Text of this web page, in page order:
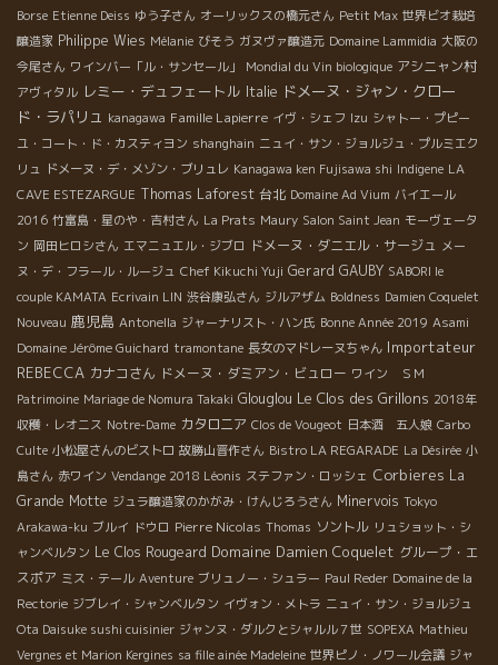
Borse Etienne Deiss ゆう子さん オーリックスの橋元さん Petit Max 世界ビオ栽培
醸造家 Philippe Wies Mélanie びそう ガヌヴァ醸造元 Domaine Lammidia 大阪の
今尾さん ワインバー「ル・サンセール」 Mondial du Vin biologique アシニャン村
アヴィタル レミー・デュフェートル Italie ドメーヌ・ジャン・クロー
ド・ラパリュ kanagawa Famille Lapierre イヴ・シェフ Izu シャトー・プピー
ユ・コート・ド・カスティヨン shanghain ニュイ・サン・ジョルジュ・プルミエク
リュ ドメーヌ・デ・メゾン・ブリュレ Kanagawa ken Fujisawa shi Indigene LA
CAVE ESTEZARGUE Thomas Laforest 台北 Domaine Ad Vium バイエール
2016 竹富島・星のや・吉村さん La Prats Maury Salon Saint Jean モーヴェータ
ン 岡田ヒロシさん エマニュエル・ジブロ ドメーヌ・ダニエル・サージュ メー
ヌ・デ・フラール・ルージュ Chef Kikuchi Yuji Gerard GAUBY SABORI le
couple KAMATA Ecrivain LIN 渋谷康弘さん ジルアザム Boldness Damien Coquelet
Nouveau 鹿児島 Antonella ジャーナリスト・ハン氏 Bonne Année 2019 Asami
Domaine Jérôme Guichard tramontane 長女のマドレーヌちゃん Importateur
REBECCA カナコさん ドメーヌ・ダミアン・ビュロー ワイン ＳＭ
Patrimoine Mariage de Nomura Takaki Glouglou Le Clos des Grillons 2018年
収穫・レオニス Notre-Dame カタロニア Clos de Vougeot 日本酒 五人娘 Carbo
Culte 小松屋さんのビストロ 故勝山晋作さん Bistro LA REGARADE La Désirée 小
島さん 赤ワイン Vendange 2018 Léonis ステファン・ロッシェ Corbieres La
Grande Motte ジュラ醸造家のかがみ・けんじろうさん Minervois Tokyo
Arakawa-ku ブルイ ドウロ Pierre Nicolas Thomas ソントル リュショット・シ
ャンベルタン Le Clos Rougeard Domaine Damien Coquelet グループ・エ
スポア ミス・テール Aventure ブリュノー・シュラー Paul Reder Domaine de la
Rectorie ジブレイ・シャンベルタン イヴォン・メトラ ニュイ・サン・ジョルジュ
Ota Daisuke sushi cuisinier ジャンヌ・ダルクとシャルル７世 SOPEXA Mathieu
Vergnes et Marion Kergines sa fille ainée Madeleine 世界ピノ・ノワール会議 ジャ